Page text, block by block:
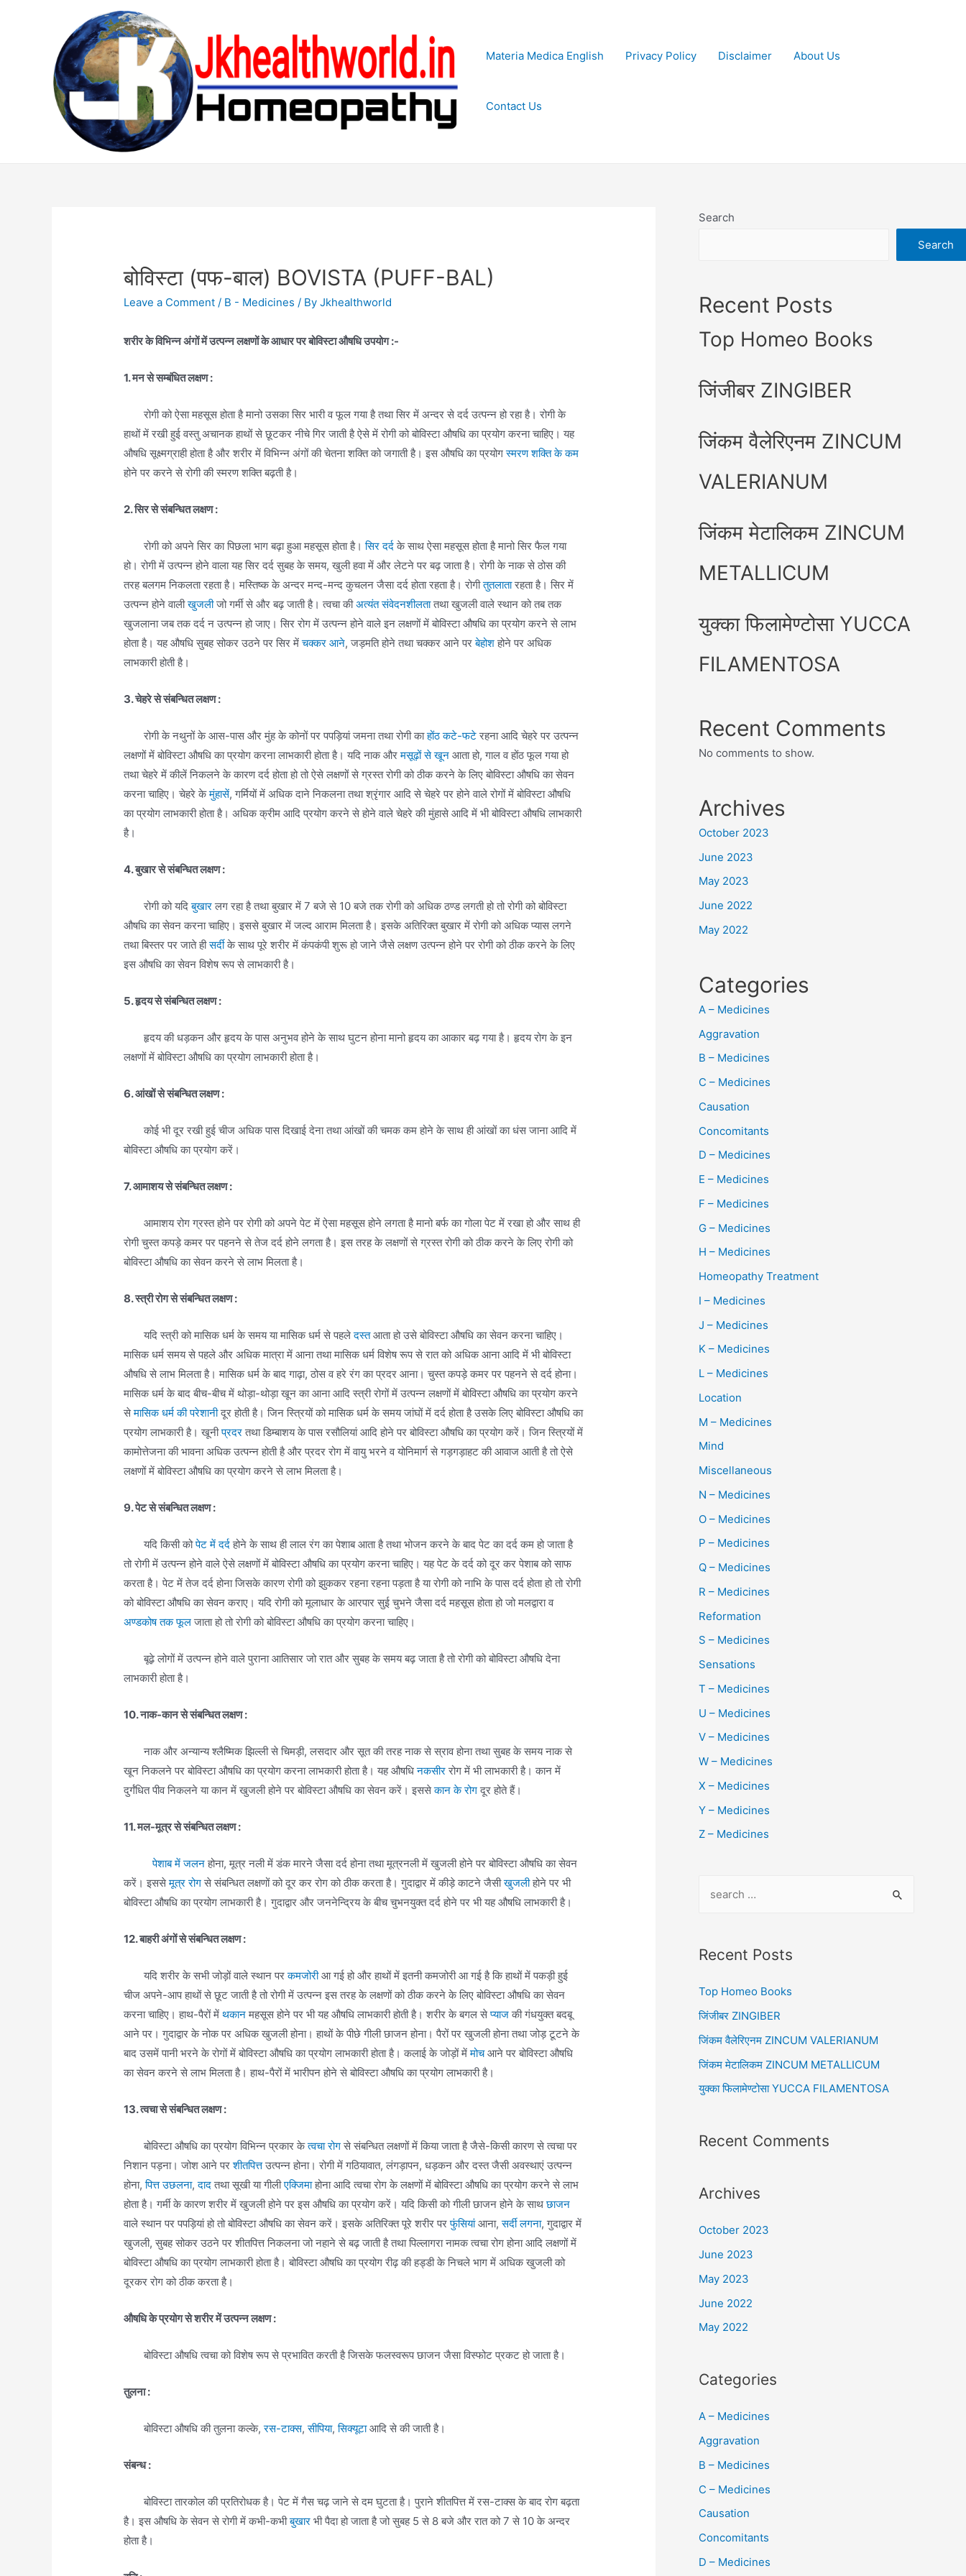
Materia Medica English Privacy Policy Disclaimer About Us
Contact Us
बोविस्टा (पफ-बाल) BOVISTA (PUFF-BAL)
Leave a Comment / B - Medicines / ByJkhealthworld
शरीर के विभिन्न अंगों में उत्पन्न लक्षणों के आधार पर बोविस्टा औषधि उपयोग :-
1. मन से सम्बंधित लक्षण :
रोगी को ऐसा महसूस होता है मानो उसका सिर भारी व फूल गया है तथा सिर में अन्दर से दर्द उत्पन्न हो रहा है। रोगी के
हाथों में रखी हुई वस्तु अचानक हाथों से छूटकर नीचे गिर जाती है ऐसे में रोगी को बोविस्टा औषधि का प्रयोग करना चाहिए। यह
औषधि सूक्ष्मग्राही होता है और शरीर में विभिन्न अंगों की चेतना शक्ति को जगाती है। इस औषधि का प्रयोगस्मरण शक्ति के कम
होने पर करने से रोगी की स्मरण शक्ति बढ़ती है।
2. सिर से संबन्धित लक्षण :
रोगी को अपने सिर का पिछला भाग बढ़ा हुआ महसूस होता है।सिर दर्दके साथ ऐसा महसूस होता है मानो सिर फैल गया
हो। रोगी में उत्पन्न होने वाला यह सिर दर्द सुबह के समय, खुली हवा में और लेटने पर बढ़ जाता है। रोगी के नाक से ठोस की
तरह बलगम निकलता रहता है। मस्तिष्क के अन्दर मन्द-मन्द कुचलन जैसा दर्द होता रहता है। रोगीतुतलातारहता है। सिर में
उत्पन्न होने वालीखुजलीजो गर्मी से और बढ़ जाती है। त्वचा कीअत्यंत संवेदनशीलतातथा खुजली वाले स्थान को तब तक
खुजलाना जब तक दर्द न उत्पन्न हो जाए। सिर रोग में उत्पन्न होने वाले इन लक्षणों में बोविस्टा औषधि का प्रयोग करने से लाभ
होता है। यह औषधि सुबह सोकर उठने पर सिर मेंचक्कर आने, जड़मति होने तथा चक्कर आने परबेहोशहोने पर अधिक
लाभकारी होती है।
3. चेहरे से संबन्धित लक्षण :
रोगी के नथुनों के आस-पास और मुंह के कोनों पर पपड़ियां जमना तथा रोगी काहोंठ कटे-फटेरहना आदि चेहरे पर उत्पन्न
लक्षणों में बोविस्टा औषधि का प्रयोग करना लाभकारी होता है। यदि नाक औरमसूढ़ों से खून आता हो, गाल व होंठ फूल गया हो
तथा चेहरे में कीलें निकलने के कारण दर्द होता हो तो ऐसे लक्षणों से ग्रस्त रोगी को ठीक करने के लिए बोविस्टा औषधि का सेवन
करना चाहिए। चेहरे केमुंहासें, गर्मियों में अधिक दाने निकलना तथा श्रृंगार आदि से चेहरे पर होने वाले रोगों में बोविस्टा औषधि
का प्रयोग लाभकारी होता है। अधिक क्रीम आदि प्रयोग करने से होने वाले चेहरे की मुंहासे आदि में भी बोविस्टा औषधि लाभकारी
है।
4. बुखार से संबन्धित लक्षण :
रोगी को यदिबुखारलग रहा है तथा बुखार में 7 बजे से 10 बजे तक रोगी को अधिक ठण्ड लगती हो तो रोगी को बोविस्टा
औषधि का सेवन करना चाहिए। इससे बुखार में जल्द आराम मिलता है। इसके अतिरिक्त बुखार में रोगी को अधिक प्यास लगने
तथा बिस्तर पर जाते हीसर्दीके साथ पूरे शरीर में कंपकंपी शुरू हो जाने जैसे लक्षण उत्पन्न होने पर रोगी को ठीक करने के लिए
इस औषधि का सेवन विशेष रूप से लाभकारी है।
5. हृदय से संबन्धित लक्षण :
हृदय की धड़कन और हृदय के पास अनुभव होने के साथ घुटन होना मानो हृदय का आकार बढ़ गया है। हृदय रोग के इन
लक्षणों में बोविस्टा औषधि का प्रयोग लाभकारी होता है।
6. आंखों से संबन्धित लक्षण :
कोई भी दूर रखी हुई चीज अधिक पास दिखाई देना तथा आंखों की चमक कम होने के साथ ही आंखों का धंस जाना आदि में
बोविस्टा औषधि का प्रयोग करें।
7. आमाशय से संबन्धित लक्षण :
आमाशय रोग ग्रस्त होने पर रोगी को अपने पेट में ऐसा महसूस होने लगता है मानो बर्फ का गोला पेट में रखा हो और साथ ही
रोगी चुस्त कपड़े कमर पर पहनने से तेज दर्द होने लगता है। इस तरह के लक्षणों से ग्रस्त रोगी को ठीक करने के लिए रोगी को
बोविस्टा औषधि का सेवन करने से लाभ मिलता है।
8. स्त्री रोग से संबन्धित लक्षण :
यदि स्त्री को मासिक धर्म के समय या मासिक धर्म से पहलेदस्तआता हो उसे बोविस्टा औषधि का सेवन करना चाहिए।
मासिक धर्म समय से पहले और अधिक मात्रा में आना तथा मासिक धर्म विशेष रूप से रात को अधिक आना आदि में भी बोविस्टा
औषधि से लाभ मिलता है। मासिक धर्म के बाद गाढ़ा, ठोस व हरे रंग का प्रदर आना। चुस्त कपड़े कमर पर पहनने से दर्द होना।
मासिक धर्म के बाद बीच-बीच में थोड़ा-थोड़ा खून का आना आदि स्त्री रोगों में उत्पन्न लक्षणों में बोविस्टा औषधि का प्रयोग करने
सेमासिक धर्म की परेशानीदूर होती है। जिन स्त्रियों को मासिक धर्म के समय जांघों में दर्द होता है उसके लिए बोविस्टा औषधि का
प्रयोग लाभकारी है। खूनीप्रदरतथा डिम्बाशय के पास रसौलियां आदि होने पर बोविस्टा औषधि का प्रयोग करें। जिन स्त्रियों में
कामोत्तेजना की भावना अधिक उत्पन्न होती है और प्रदर रोग में वायु भरने व योनिमार्ग से गड़गड़ाहट की आवाज आती है तो ऐसे
लक्षणों में बोविस्टा औषधि का प्रयोग करने से लाभ मिलता है।
9. पेट से संबन्धित लक्षण :
यदि किसी कोपेट में दर्दहोने के साथ ही लाल रंग का पेशाब आता है तथा भोजन करने के बाद पेट का दर्द कम हो जाता है
तो रोगी में उत्पन्न होने वाले ऐसे लक्षणों में बोविस्टा औषधि का प्रयोग करना चाहिए। यह पेट के दर्द को दूर कर पेशाब को साफ
करता है। पेट में तेज दर्द होना जिसके कारण रोगी को झुककर रहना रहना पड़ता है या रोगी को नाभि के पास दर्द होता हो तो रोगी
को बोविस्टा औषधि का सेवन कराए। यदि रोगी को मूलाधार के आरपार सुई चुभने जैसा दर्द महसूस होता हो जो मलद्वारा व
अण्डकोष तक फूलजाता हो तो रोगी को बोविस्टा औषधि का प्रयोग करना चाहिए।
बूढ़े लोगों में उत्पन्न होने वाले पुराना आतिसार जो रात और सुबह के समय बढ़ जाता है तो रोगी को बोविस्टा औषधि देना
लाभकारी होता है।
10. नाक-कान से संबन्धित लक्षण :
नाक और अन्यान्य श्लैष्मिक झिल्ली से चिमड़ी, लसदार और सूत की तरह नाक से स्राव होना तथा सुबह के समय नाक से
खून निकलने पर बोविस्टा औषधि का प्रयोग करना लाभकारी होता है। यह औषधिनकसीररोग में भी लाभकारी है। कान में
दुर्गंधित पीव निकलने या कान में खुजली होने पर बोविस्टा औषधि का सेवन करें। इससेकान के रोगदूर होते हैं।
11. मल-मूत्र से संबन्धित लक्षण :
पेशाब में जलनहोना, मूत्र नली में डंक मारने जैसा दर्द होना तथा मूत्रनली में खुजली होने पर बोविस्टा औषधि का सेवन
करें। इससेमूत्र रोगसे संबन्धित लक्षणों को दूर कर रोग को ठीक करता है। गुदाद्वार में कीड़े काटने जैसीखुजलीहोने पर भी
बोविस्टा औषधि का प्रयोग लाभकारी है। गुदाद्वार और जननेन्द्रिय के बीच चुभनयुक्त दर्द होने पर भी यह औषधि लाभकारी है।
12. बाहरी अंगों से संबन्धित लक्षण :
यदि शरीर के सभी जोड़ों वाले स्थान परकमजोरीआ गई हो और हाथों में इतनी कमजोरी आ गई है कि हाथों में पकड़ी हुई
चीज अपने-आप हाथों से छूट जाती है तो रोगी में उत्पन्न इस तरह के लक्षणों को ठीक करने के लिए बोविस्टा औषधि का सेवन
करना चाहिए। हाथ-पैरों मेंथकानमहसूस होने पर भी यह औषधि लाभकारी होती है। शरीर के बगल सेप्याजकी गंधयुक्त बदबू
आने पर। गुदाद्वार के नोक पर अधिक खुजली होना। हाथों के पीछे गीली छाजन होना। पैरों पर खुजली होना तथा जोड़ टूटने के
बाद उसमें पानी भरने के रोगों में बोविस्टा औषधि का प्रयोग लाभकारी होता है। कलाई के जोड़ों मेंमोचआने पर बोविस्टा औषधि
का सेवन करने से लाभ मिलता है। हाथ-पैरों में भारीपन होने से बोविस्टा औषधि का प्रयोग लाभकारी है।
13. त्वचा से संबन्धित लक्षण :
बोविस्टा औषधि का प्रयोग विभिन्न प्रकार केत्वचा रोगसे संबन्धित लक्षणों में किया जाता है जैसे-किसी कारण से त्वचा पर
निशान पड़ना। जोश आने परशीतपित्तउत्पन्न होना। रोगी में गठियावात, लंगड़ापन, धड़कन और दस्त जैसी अवस्थाएं उत्पन्न
होना,पित्त उछलना,दादतथा सूखी या गीलीएक्जिमाहोना आदि त्वचा रोग के लक्षणों में बोविस्टा औषधि का प्रयोग करने से लाभ
होता है। गर्मी के कारण शरीर में खुजली होने पर इस औषधि का प्रयोग करें। यदि किसी को गीली छाजन होने के साथछाजन
वाले स्थान पर पपड़ियां हो तो बोविस्टा औषधि का सेवन करें। इसके अतिरिक्त पूरे शरीर परफुंसियांआना,सर्दी लगना, गुदाद्वार में
खुजली, सुबह सोकर उठने पर शीतपित्त निकलना जो नहाने से बढ़ जाती है तथा पिल्लागरा नामक त्वचा रोग होना आदि लक्षणों में
बोविस्टा औषधि का प्रयोग लाभकारी होता है। बोविस्टा औषधि का प्रयोग रीढ़ की हड्डी के निचले भाग में अधिक खुजली को
दूरकर रोग को ठीक करता है।
औषधि के प्रयोग से शरीर में उत्पन्न लक्षण :
बोविस्टा औषधि त्वचा को विशेष रूप से प्रभावित करती है जिसके फलस्वरूप छाजन जैसा विस्फोट प्रकट हो जाता है।
तुलना :
बोविस्टा औषधि की तुलना कल्के,रस-टाक्स,सीपिया,सिक्यूटाआदि से की जाती है।
संबन्ध :
बोविस्टा तारकोल की प्रतिरोधक है। पेट में गैस चढ़ जाने से दम घुटता है। पुराने शीतपित्त में रस-टाक्स के बाद रोग बढ़ता
है। इस औषधि के सेवन से रोगी में कभी-कभीबुखारभी पैदा हो जाता है जो सुबह 5 से 8 बजे और रात को 7 से 10 के अन्दर
होता है।
Search
Search
Recent Posts
Top Homeo Books
जिंजीबर ZINGIBER
जिंकम वैलेरिएनम ZINCUM
VALERIANUM
जिंकम मेटालिकम ZINCUM
METALLICUM
युक्का फिलामेण्टोसा YUCCA
FILAMENTOSA
Recent Comments
No comments to show.
Archives
October 2023
June 2023
May 2023
June 2022
May 2022
Categories
A – Medicines
Aggravation
B – Medicines
C – Medicines
Causation
Concomitants
D – Medicines
E – Medicines
F – Medicines
G – Medicines
H – Medicines
Homeopathy Treatment
I – Medicines
J – Medicines
K – Medicines
L – Medicines
Location
M – Medicines
Mind
Miscellaneous
N – Medicines
O – Medicines
P – Medicines
Q – Medicines
R – Medicines
Reformation
S – Medicines
Sensations
T – Medicines
U – Medicines
V – Medicines
W – Medicines
X – Medicines
Y – Medicines
Z – Medicines
r
h
f
o
r
Recent Posts
Top Homeo Books
जिंजीबर ZINGIBER
जिंकम वैलेरिएनम ZINCUM VALERIANUM
जिंकम मेटालिकम ZINCUM METALLICUM
युक्का फिलामेण्टोसा YUCCA FILAMENTOSA
Recent Comments
Archives
October 2023
June 2023
May 2023
June 2022
May 2022
Categories
A – Medicines
Aggravation
B – Medicines
C – Medicines
Causation
Concomitants
D – Medicines